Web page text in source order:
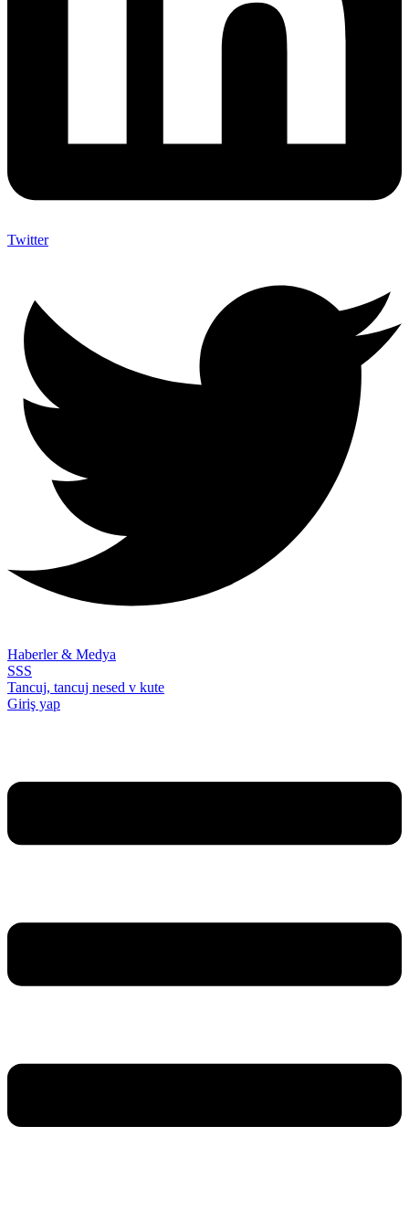
Twitter
Haberler & Medya
SSS
Tancuj, tancuj nesed v kute
Giriş yap